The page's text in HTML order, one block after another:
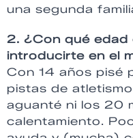
una segunda
2. ¿Con qué edad
introducirte en el
Con 14 años pisé
pistas de
aguanté ni los 20
calentamiento.